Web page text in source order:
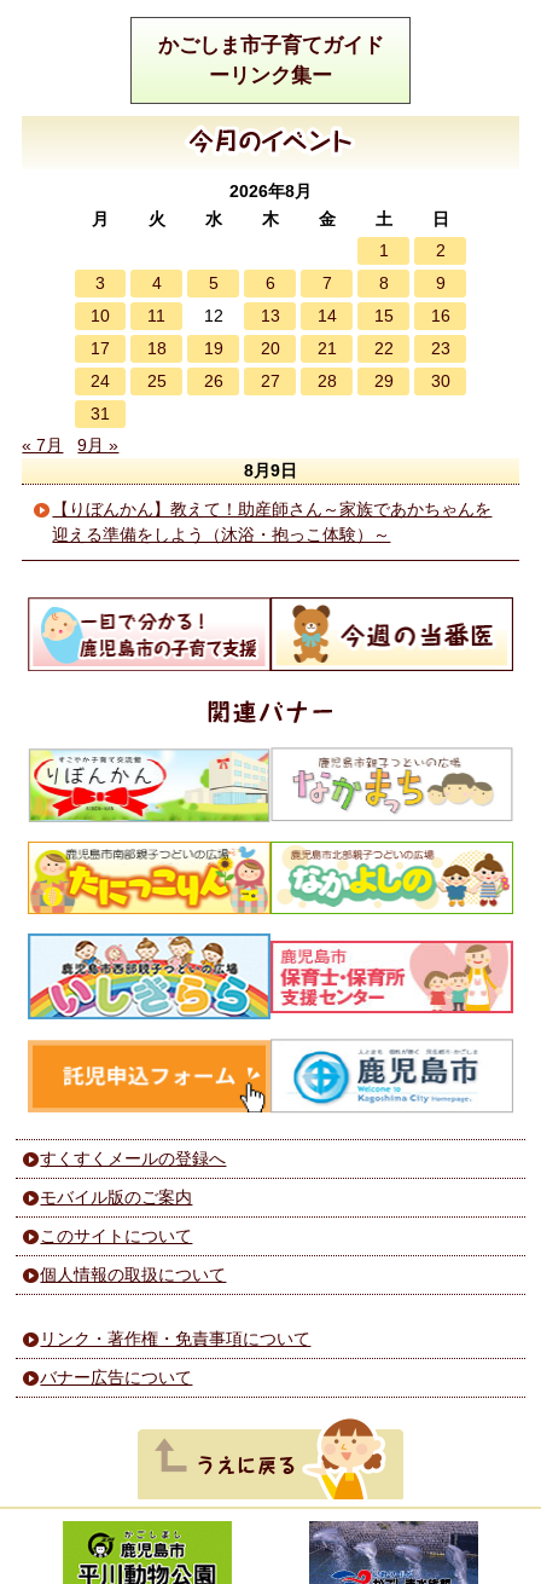
かごしま市子育てガイド
ーリンク集ー
2026年8月
月
火 水 木 金 土
日
1
2
3
4 5 6 7 8
9
10
11 12 13 14 15
16
17
18 19 20 21 22
23
24
25 26 27 28 29
30
31
« 7月
9月 »
8月9日
【りぼんかん】教えて！助産師さん～家族であかちゃんを
迎える準備をしよう（沐浴・抱っこ体験）～
すくすくメールの登録へ
モバイル版のご案内
このサイトについて
個人情報の取扱について
リンク・著作権・免責事項について
バナー広告について